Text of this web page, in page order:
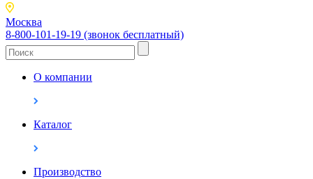
Москва
8-800-101-19-19 (звонок бесплатный)
О компании
Каталог
Производство